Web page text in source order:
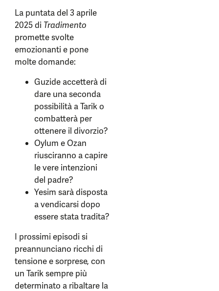
La puntata del 3 aprile
2025 di Tradimento
promette svolte
emozionanti e pone
molte domande:
Guzide accetterà di
dare una seconda
possibilità a Tarik o
combatterà per
ottenere il divorzio?
Oylum e Ozan
riusciranno a capire
le vere intenzioni
del padre?
Yesim sarà disposta
a vendicarsi dopo
essere stata tradita?
I prossimi episodi si
preannunciano ricchi di
tensione e sorprese, con
un Tarik sempre più
determinato a ribaltare la